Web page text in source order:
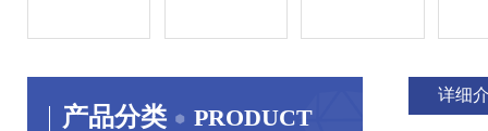
产品分类 PRODUCT
详细